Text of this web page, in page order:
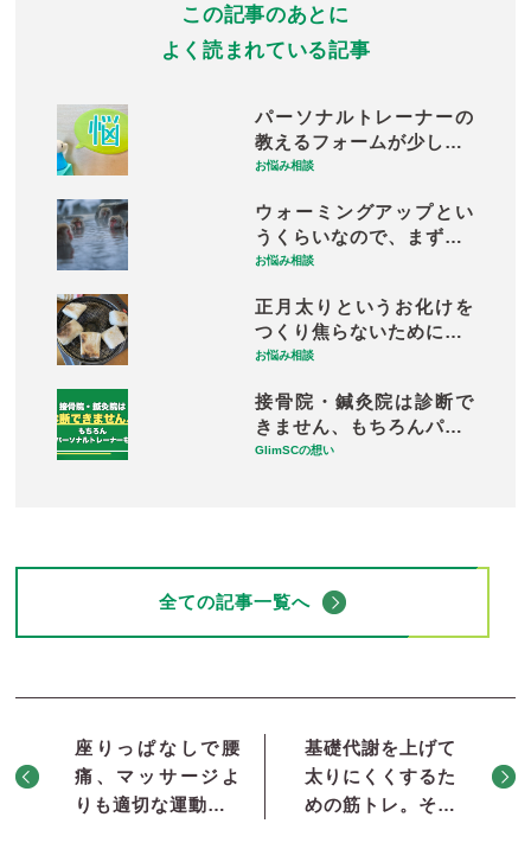
この記事のあとに
よく読まれている記事
パーソナルトレーナーの
教えるフォームが少し…
お悩み相談
ウォーミングアップとい
うくらいなので、まず…
お悩み相談
正月太りというお化けを
つくり焦らないために…
お悩み相談
接骨院・鍼灸院は診断で
きません、もちろんパ…
GlimSCの想い
全ての記事一覧へ
座りっぱなしで腰
痛、マッサージよ
りも適切な運動…
基礎代謝を上げて
太りにくくするた
めの筋トレ。そ…